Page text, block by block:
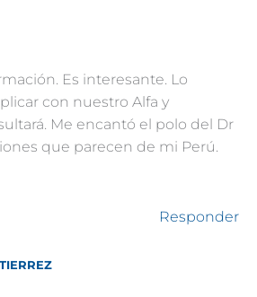
Es interesante. Lo
con nuestro Alfa y
Me encantó el polo del Dr
que parecen de mi Perú.
Responder